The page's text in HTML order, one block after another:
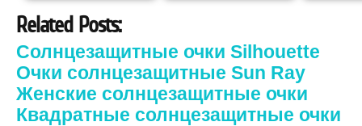
Related Posts:
Солнцезащитные очки Silhouette
Очки солнцезащитные Sun Ray
Женские солнцезащитные очки
Квадратные солнцезащитные очки